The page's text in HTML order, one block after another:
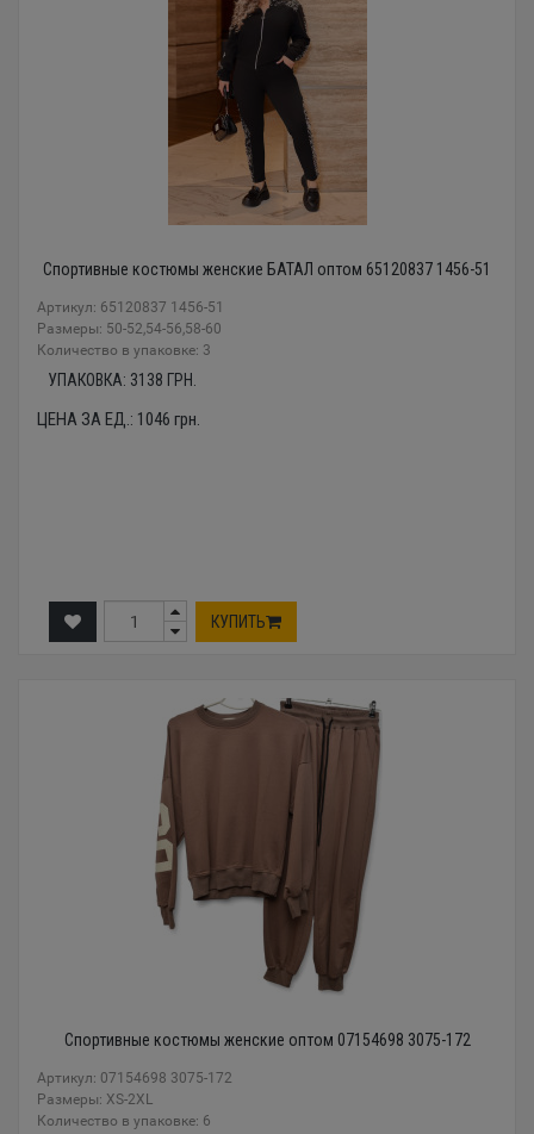
Спортивные костюмы женские БАТАЛ оптом 65120837 1456-51
Артикул: 65120837 1456-51
Размеры: 50-52,54-56,58-60
Количество в упаковке: 3
УПАКОВКА: 3138 ГРН.
ЦЕНА ЗА ЕД.: 1046 грн.
КУПИТЬ
Спортивные костюмы женские оптом 07154698 3075-172
Артикул: 07154698 3075-172
Размеры: XS-2XL
Количество в упаковке: 6